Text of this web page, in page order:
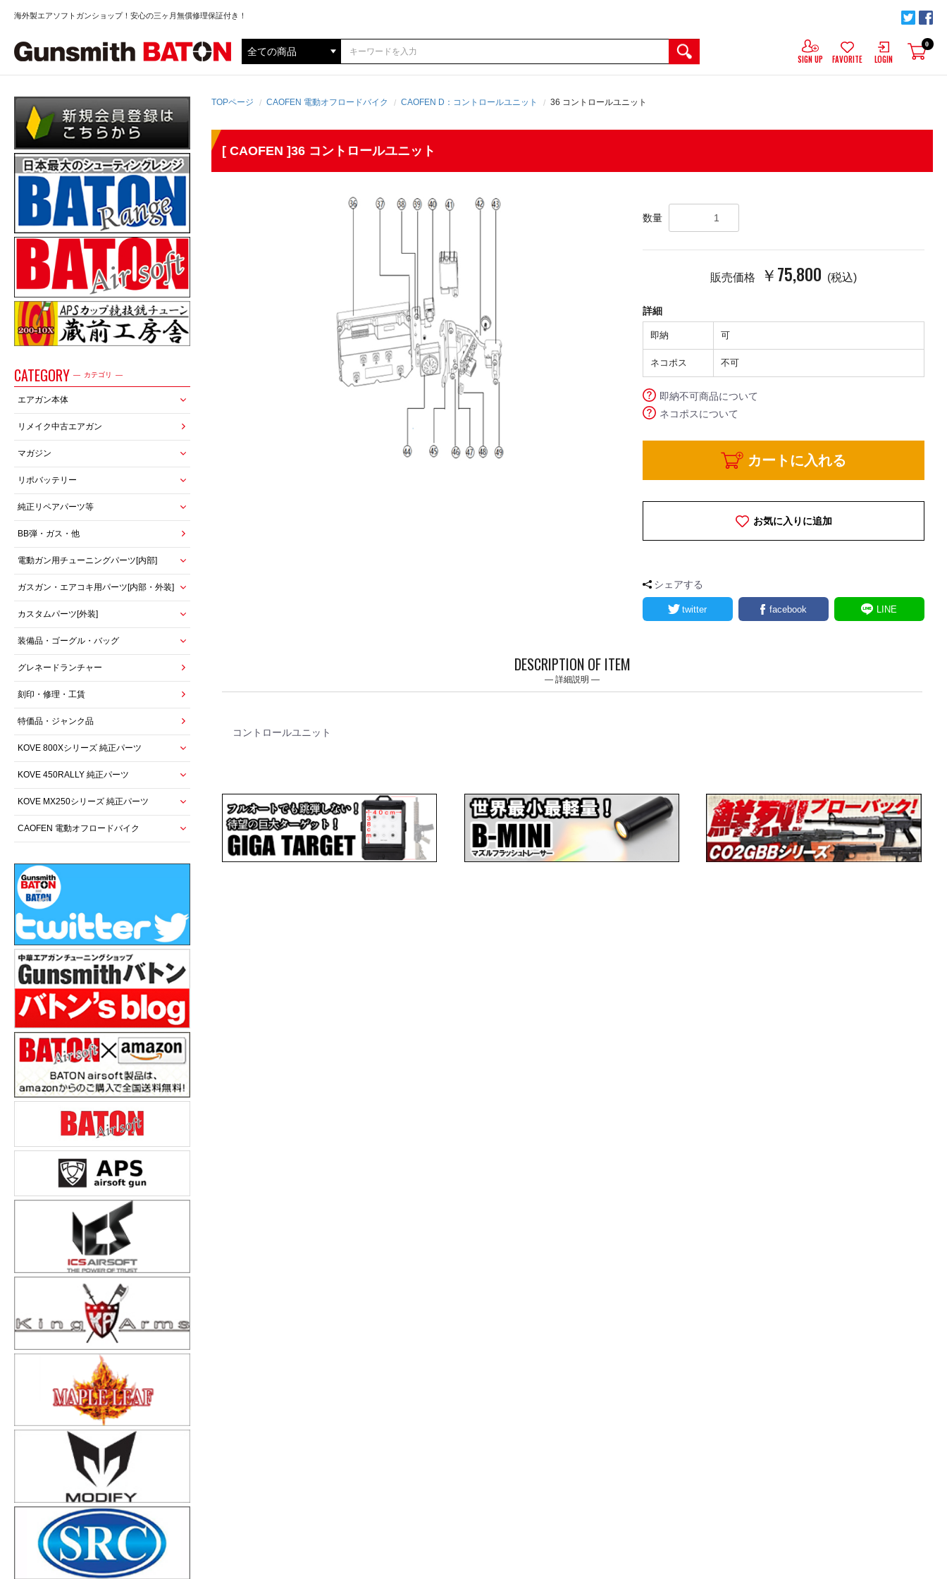
海外製エアソフトガンショップ！安心の三ヶ月無償修理保証付き！
SIGN UP FAVORITE LOGIN
0
CATEGORY カテゴリ
エアガン本体
リメイク中古エアガン
マガジン
リポバッテリー
純正リペアパーツ等
BB弾・ガス・他
電動ガン用チューニングパーツ[内部]
ガスガン・エアコキ用パーツ[内部・外装]
カスタムパーツ[外装]
装備品・ゴーグル・バッグ
グレネードランチャー
刻印・修理・工賃
特価品・ジャンク品
KOVE 800Xシリーズ 純正パーツ
KOVE 450RALLY 純正パーツ
KOVE MX250シリーズ 純正パーツ
CAOFEN 電動オフロードバイク
TOPページ CAOFEN 電動オフロードバイク CAOFEN D：コントロールユニット 36 コントロールユニット
[ CAOFEN ]36 コントロールユニット
数量
販売価格 ￥75,800 (税込)
詳細
即納 可
ネコポス 不可
即納不可商品について
ネコポスについて
カートに入れる
お気に入りに追加
シェアする
twitter facebook LINE
DESCRIPTION OF ITEM
詳細説明
コントロールユニット